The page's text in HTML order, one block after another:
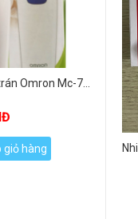
giỏ hàng